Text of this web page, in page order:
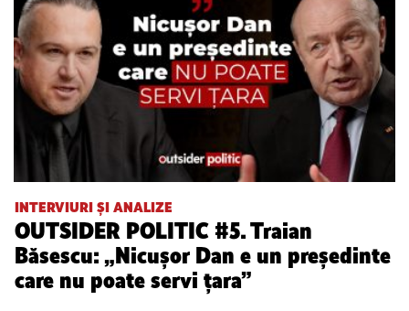
INTERVIURI ȘI ANALIZE
OUTSIDER POLITIC #5. Traian
Băsescu: „Nicușor Dan e un președinte
care nu poate servi țara”